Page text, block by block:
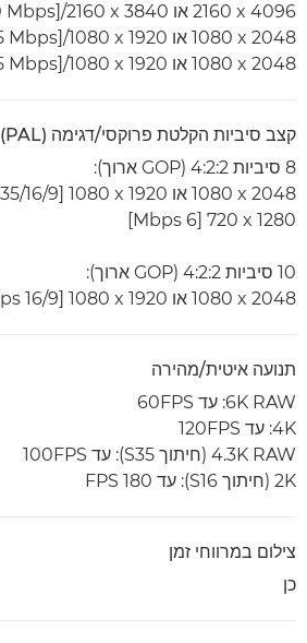
4096 x‏ 2160 או 3840 x‏ 2160‏/25P [100 Mbps]
2048 x‏ 1080 או 1920 x‏ 1080‏/50P [35 Mbps]
2048 x‏ 1080 או 1920 x‏ 1080‏/25P [35 Mbps]
קצב סיביות הקלטת פרוקסי/דגימה (PAL)
8 סיביות 4:2:2 (GOP ארוך):
2048 x‏ 1080 או 1920 x‏ 1080 [35/16/9 Mbps]
1280 x‏ 720 [6 Mbps]
10 סיביות 4:2:2 (GOP ארוך):
2048 x‏ 1080 או 1920 x‏ 1080 [16/9 Mbps]
תנועה איטית/מהירה
6K RAW: עד 60FPS
4K: עד 120FPS
4.3K RAW (חיתוך S35): עד 100FPS
2K (חיתוך S16): עד 180 FPS
צילום במרווחי זמן
כן